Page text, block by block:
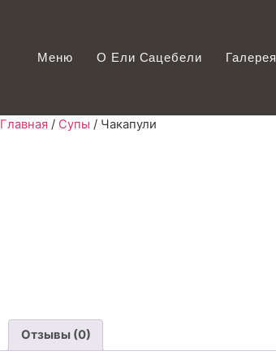
Меню О Ели Сацебели Галерея
Главная / Супы / Чакапули
Отзывы (0)